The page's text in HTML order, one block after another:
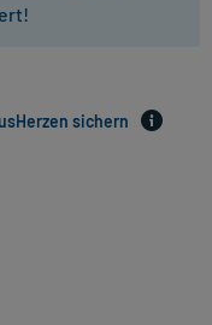
sichern